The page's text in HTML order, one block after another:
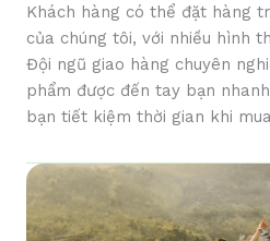
Khách hàng có thể đặt hàng
của chúng tôi, với nhiều hình
Đội ngũ giao hàng chuyên
phẩm được đến tay bạn
bạn tiết kiệm thời gian khi